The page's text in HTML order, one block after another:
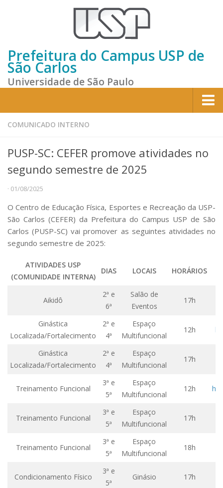
Prefeitura do Campus USP de
São Carlos
Universidade de São Paulo
Home
Sobre a Prefeitura
Gestão atual
Missão e Valores
Divisões e Seções
Comissões Internas
Pessoas
Serviços
Administrativo e Financeiro
Segurança e Acessos
Transporte, Moradia e Alimentação
Saúde Mental
Comunicação e Informática
Programas e Ações
COMUNICADO INTERNO
PUSP-SC: CEFER promove atividades no
segundo semestre de 2025
· 01/08/2025
O Centro de Educação Física, Esportes e Recreação da USP-
São Carlos (CEFER) da Prefeitura do Campus USP de São
Carlos (PUSP-SC) vai promover as seguintes atividades no
segundo semestre de 2025:
ATIVIDADES USP
(COMUNIDADE INTERNA)
DIAS LOCAIS HORÁRIOS
Aikidô
2ª e
6ª
Salão de
Eventos
17h
Ginástica
Localizada/Fortalecimento
2ª e
4ª
Espaço
Multifuncional
12h
Ginástica
Localizada/Fortalecimento
2ª e
4ª
Espaço
Multifuncional
17h
Treinamento Funcional
3ª e
5ª
Espaço
Multifuncional
12h
Treinamento Funcional
3ª e
5ª
Espaço
Multifuncional
17h
Treinamento Funcional
3ª e
5ª
Espaço
Multifuncional
18h
Condicionamento Físico
3ª e
5ª
Ginásio 17h